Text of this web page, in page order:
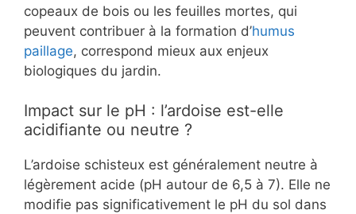
copeaux de bois ou les feuilles mortes, qui
peuvent contribuer à la formation d’humus
paillage, correspond mieux aux enjeux
biologiques du jardin.
Impact sur le pH : l’ardoise est-elle
acidifiante ou neutre ?
L’ardoise schisteux est généralement neutre à
légèrement acide (pH autour de 6,5 à 7). Elle ne
modifie pas significativement le pH du sol dans